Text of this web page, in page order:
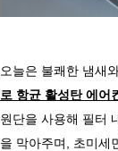
오늘은 불쾌한 냄새
로 항균 활성탄 에어
원단을 사용해 필터
을 막아주며
초미세